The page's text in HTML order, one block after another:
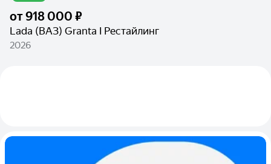
от918 000 ₽
Lada (ВАЗ) Granta I Рестайлинг
2026